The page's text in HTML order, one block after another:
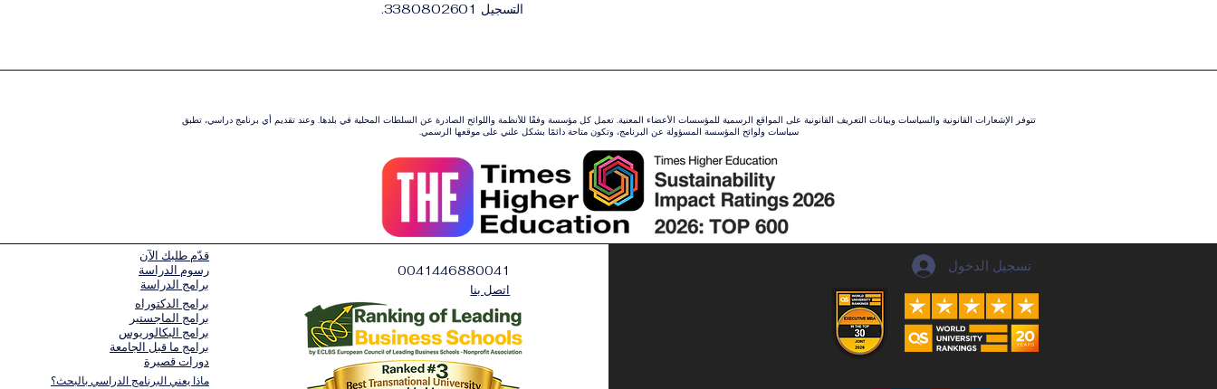
التسجيل 3380802601.
تتوفر الإشعارات القانونية والسياسات وبيانات التعريف القانونية على المواقع الرسمية للمؤسسات الأعضاء المعنية. تعمل كل مؤسسة وفقًا للأنظمة واللوائح الصادرة عن السلطات المحلية في بلدها. وعند تقديم أي برنامج دراسي، تطبق
سياسات ولوائح المؤسسة المسؤولة عن البرنامج، وتكون متاحة دائمًا بشكل علني على موقعها الرسمي.
قدّم طلبك الآن
رسوم الدراسة
برامج الدراسة
برامج الدكتوراه
برامج الماجستير
برامج البكالوريوس
برامج ما قبل الجامعة
دورات قصيرة
ماذا يعني البرنامج الدراسي بالبحث؟
0041446880041
اتصل بنا
تسجيل الدخول